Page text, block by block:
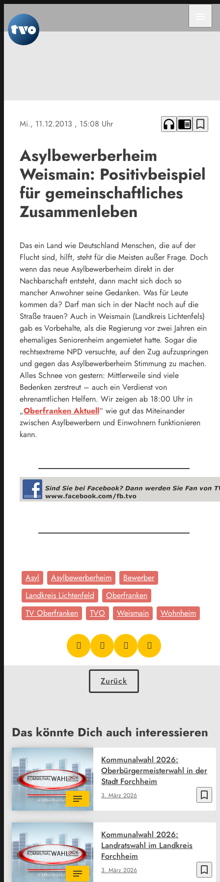
Mi., 11.12.2013 , 15:08 Uhr headphones chrome_reader_mode bookmark_border
Asylbewerberheim
Weismain: Positivbeispiel
für gemeinschaftliches
Zusammenleben
Das ein Land wie Deutschland Menschen, die auf der
Flucht sind, hilft, steht für die Meisten außer Frage. Doch
wenn das neue Asylbewerberheim direkt in der
Nachbarschaft entsteht, dann macht sich doch so
mancher Anwohner seine Gedanken. Was für Leute
kommen da? Darf man sich in der Nacht noch auf die
Straße trauen? Auch in Weismain (Landkreis Lichtenfels)
gab es Vorbehalte, als die Regierung vor zwei Jahren ein
ehemaliges Seniorenheim angemietet hatte. Sogar die
rechtsextreme NPD versuchte, auf den Zug aufzuspringen
und gegen das Asylbewerberheim Stimmung zu machen.
Alles Schnee von gestern: Mittlerweile sind viele
Bedenken zerstreut – auch ein Verdienst von
ehrenamtlichen Helfern. Wir zeigen ab 18:00 Uhr in
„Oberfranken Aktuell“ wie gut das Miteinander
zwischen Asylbewerbern und Einwohnern funktionieren
kann.
Asyl Asylbewerberheim
Bewerber
Landkreis Lichtenfeld
Oberfranken
TV Oberfranken
TVO Weismain Wohnheim
Zurück
Das könnte Dich auch interessieren
bookmark_border
3. März 2026
Kommunalwahl 2026:
Oberbürgermeisterwahl in der
Stadt Forchheim
bookmark_border
3. März 2026
Kommunalwahl 2026:
Landratswahl im Landkreis
Forchheim